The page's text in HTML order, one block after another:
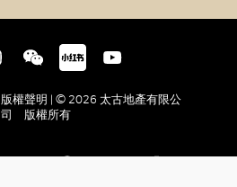
版權聲明 | © 2026 太古地產有限公
司 版權所有